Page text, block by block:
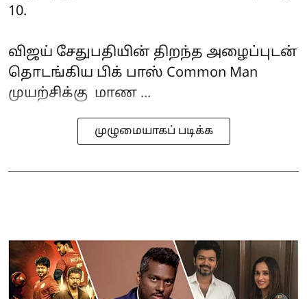
10.
விஜய் சேதுபதியின் திறந்த அழைப்புடன்
தொடங்கிய பிக் பாஸ் Common Man
முயற்சிக்கு மாண ...
முழுமையாகப் படிக்க